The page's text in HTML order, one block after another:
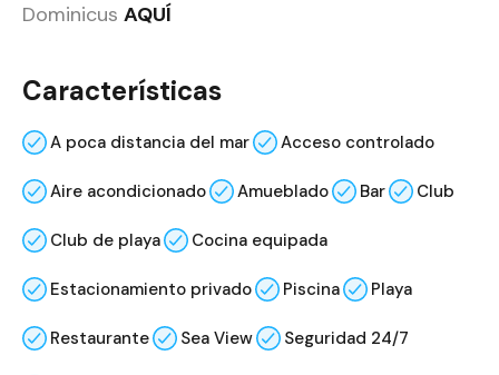
Dominicus AQUÍ
Características
A poca distancia del mar Acceso controlado
Aire acondicionado Amueblado Bar Club
Club de playa Cocina equipada
Estacionamiento privado Piscina Playa
Restaurante Sea View Seguridad 24/7